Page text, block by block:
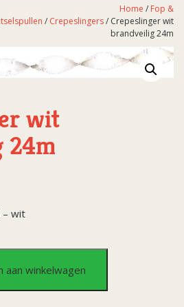
Home / Fop &
/ Crepeslingers/ Crepeslinger wit
brandveilig 24m
wit
24m
– wit
aan winkelwagen